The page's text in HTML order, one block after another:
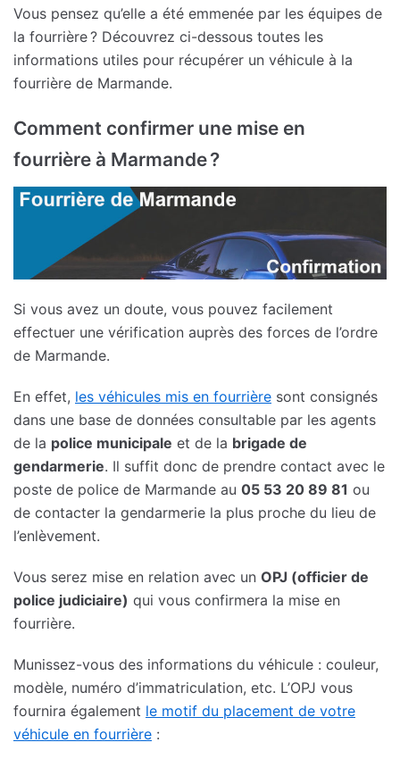
Vous pensez qu’elle a été emmenée par les équipes de
la fourrière ? Découvrez ci-dessous toutes les
informations utiles pour récupérer un véhicule à la
fourrière de Marmande.
Comment confirmer une mise en
fourrière à Marmande ?
Si vous avez un doute, vous pouvez facilement
effectuer une vérification auprès des forces de l’ordre
de Marmande.
En effet, les véhicules mis en fourrière sont consignés
dans une base de données consultable par les agents
de la police municipale et de la brigade de
gendarmerie. Il suffit donc de prendre contact avec le
poste de police de Marmande au 05 53 20 89 81 ou
de contacter la gendarmerie la plus proche du lieu de
l’enlèvement.
Vous serez mise en relation avec un OPJ (officier de
police judiciaire) qui vous confirmera la mise en
fourrière.
Munissez-vous des informations du véhicule : couleur,
modèle, numéro d’immatriculation, etc. L’OPJ vous
fournira également le motif du placement de votre
véhicule en fourrière :